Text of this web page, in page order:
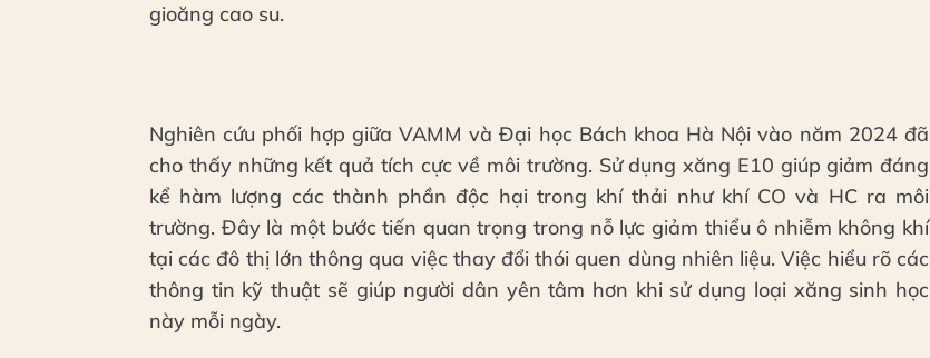
gioăng cao su.
Nghiên cứu phối hợp giữa VAMM và Đại học Bách khoa Hà Nội vào năm 2024 đã
cho thấy những kết quả tích cực về môi trường. Sử dụng xăng E10 giúp giảm đáng
kể hàm lượng các thành phần độc hại trong khí thải như khí CO và HC ra môi
trường. Đây là một bước tiến quan trọng trong nỗ lực giảm thiểu ô nhiễm không khí
tại các đô thị lớn thông qua việc thay đổi thói quen dùng nhiên liệu. Việc hiểu rõ các
thông tin kỹ thuật sẽ giúp người dân yên tâm hơn khi sử dụng loại xăng sinh học
này mỗi ngày.